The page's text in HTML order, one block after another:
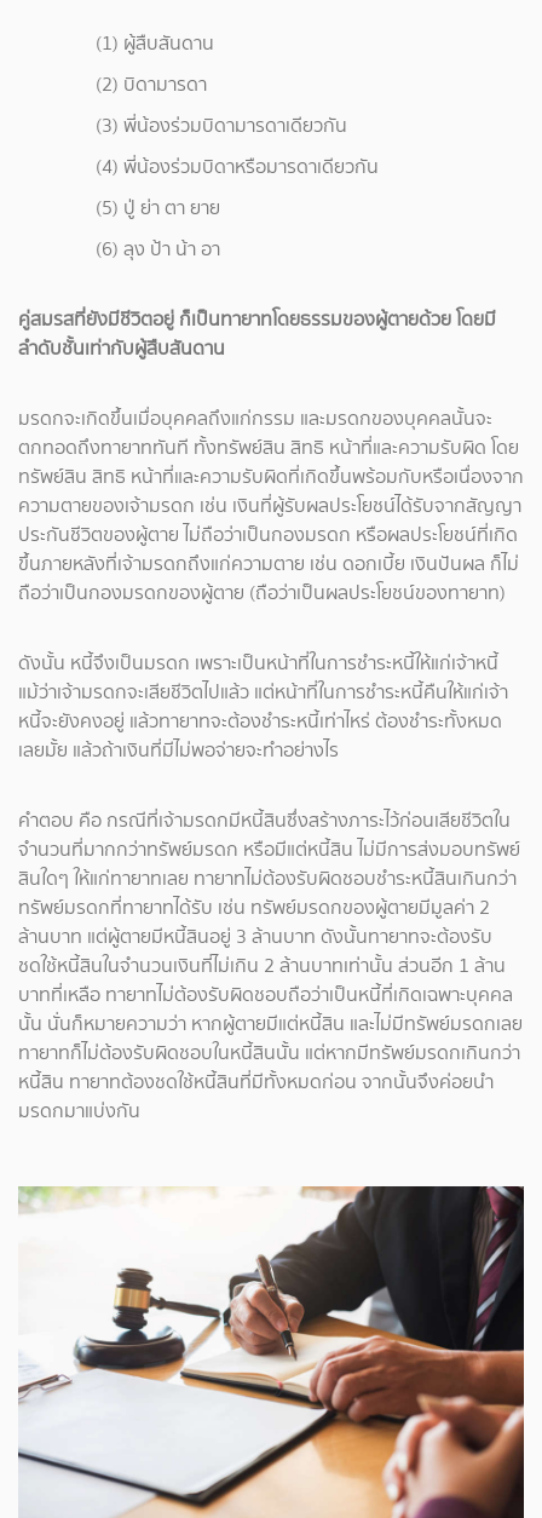
(1) ผู้สืบสันดาน
(2) บิดามารดา
(3) พี่น้องร่วมบิดามารดาเดียวกัน
(4) พี่น้องร่วมบิดาหรือมารดาเดียวกัน
(5) ปู่ ย่า ตา ยาย
(6) ลุง ป้า น้า อา
คู่สมรสที่ยังมีชีวิตอยู่ ก็เป็นทายาทโดยธรรมของผู้ตายด้วย โดยมี
ลำดับชั้นเท่ากับผู้สืบสันดาน
มรดกจะเกิดขึ้นเมื่อบุคคลถึงแก่กรรม และมรดกของบุคคลนั้นจะ
ตกทอดถึงทายาททันที ทั้งทรัพย์สิน สิทธิ หน้าที่และความรับผิด โดย
ทรัพย์สิน สิทธิ หน้าที่และความรับผิดที่เกิดขึ้นพร้อมกับหรือเนื่องจาก
ความตายของเจ้ามรดก เช่น เงินที่ผู้รับผลประโยชน์ได้รับจากสัญญา
ประกันชีวิตของผู้ตาย ไม่ถือว่าเป็นกองมรดก หรือผลประโยชน์ที่เกิด
ขึ้นภายหลังที่เจ้ามรดกถึงแก่ความตาย เช่น ดอกเบี้ย เงินปันผล ก็ไม่
ถือว่าเป็นกองมรดกของผู้ตาย (ถือว่าเป็นผลประโยชน์ของทายาท)
ดังนั้น หนี้จึงเป็นมรดก เพราะเป็นหน้าที่ในการชำระหนี้ให้แก่เจ้าหนี้
แม้ว่าเจ้ามรดกจะเสียชีวิตไปแล้ว แต่หน้าที่ในการชำระหนี้คืนให้แก่เจ้า
หนี้จะยังคงอยู่ แล้วทายาทจะต้องชำระหนี้เท่าไหร่ ต้องชำระทั้งหมด
เลยมั้ย แล้วถ้าเงินที่มีไม่พอจ่ายจะทำอย่างไร
คำตอบ คือ กรณีที่เจ้ามรดกมีหนี้สินซึ่งสร้างภาระไว้ก่อนเสียชีวิตใน
จำนวนที่มากกว่าทรัพย์มรดก หรือมีแต่หนี้สิน ไม่มีการส่งมอบทรัพย์
สินใดๆ ให้แก่ทายาทเลย ทายาทไม่ต้องรับผิดชอบชำระหนี้สินเกินกว่า
ทรัพย์มรดกที่ทายาทได้รับ เช่น ทรัพย์มรดกของผู้ตายมีมูลค่า 2
ล้านบาท แต่ผู้ตายมีหนี้สินอยู่ 3 ล้านบาท ดังนั้นทายาทจะต้องรับ
ชดใช้หนี้สินในจำนวนเงินที่ไม่เกิน 2 ล้านบาทเท่านั้น ส่วนอีก 1 ล้าน
บาทที่เหลือ ทายาทไม่ต้องรับผิดชอบถือว่าเป็นหนี้ที่เกิดเฉพาะบุคคล
นั้น นั่นก็หมายความว่า หากผู้ตายมีแต่หนี้สิน และไม่มีทรัพย์มรดกเลย
ทายาทก็ไม่ต้องรับผิดชอบในหนี้สินนั้น แต่หากมีทรัพย์มรดกเกินกว่า
หนี้สิน ทายาทต้องชดใช้หนี้สินที่มีทั้งหมดก่อน จากนั้นจึงค่อยนำ
มรดกมาแบ่งกัน